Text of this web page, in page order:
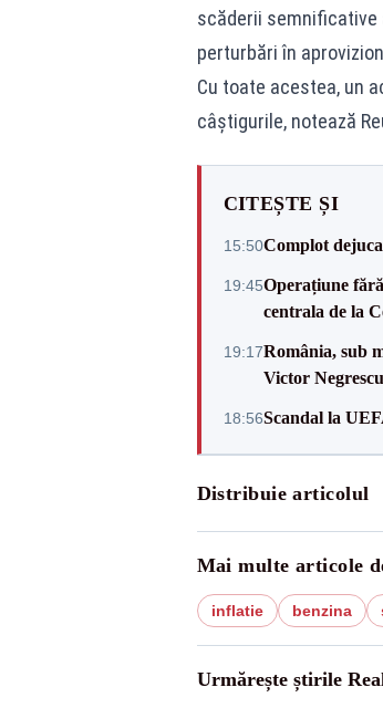
scăderii semnificative
perturbări în
Cu toate acestea, un
câştigurile, notează
CITEȘTE ȘI
15:50Complot
19:45Operațiune
centrala de la
19:17România, sub
Victor Negrescu
18:56Scandal la
Distribuie articolul
Mai multe articole
inflatie benzina
Urmărește știrile